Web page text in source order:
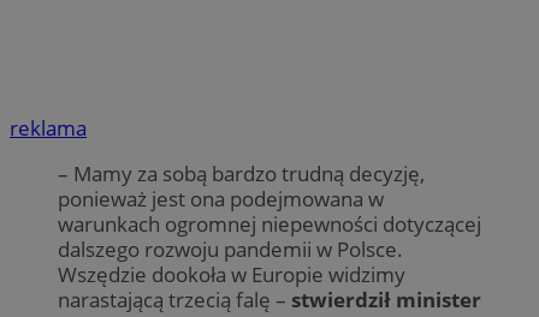
reklama
– Mamy za sobą bardzo trudną decyzję,
ponieważ jest ona podejmowana w
warunkach ogromnej niepewności dotyczącej
dalszego rozwoju pandemii w Polsce.
Wszędzie dookoła w Europie widzimy
narastającą trzecią falę – stwierdził minister